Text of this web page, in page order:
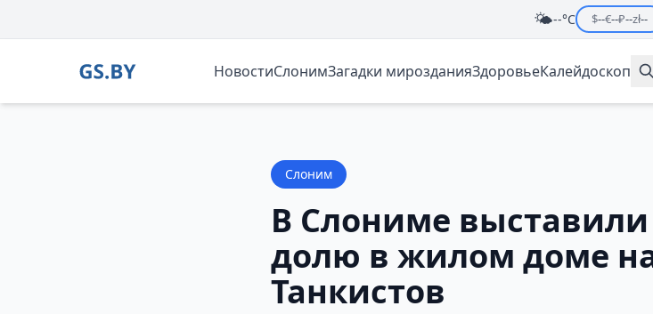
🌤️--°C $--€--₽--zł--
НовостиСлонимЗагадки мирозданияЗдоровьеКалейдоскоп
Слоним
В Слониме
долю в жилом доме
Танкистов